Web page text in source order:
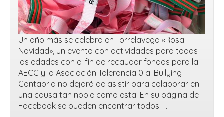
Un año más se celebra en Torrelavega «Rosa
Navidad», un evento con actividades para todas
las edades con el fin de recaudar fondos para la
AECC y la Asociación Tolerancia 0 al Bullying
Cantabria no dejará de asistir para colaborar en
una causa tan noble como esta. En su página de
Facebook se pueden encontrar todos […]